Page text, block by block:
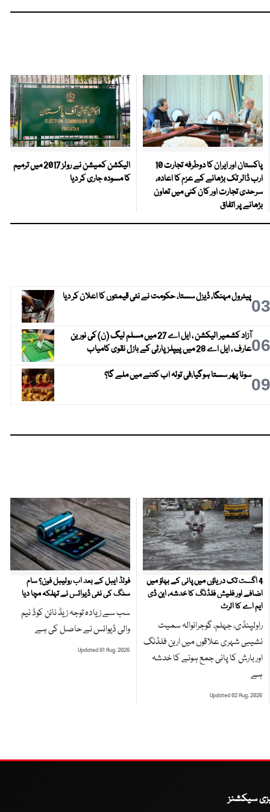
پاکستان اور ایران کا دوطرفہ تجارت 10
ارب ڈالر تک بڑھانے کے عزم کا اعادہ،
سرحدی تجارت اور کان کنی میں تعاون
بڑھانے پر اتفاق
الیکشن کمیشن نے رولز 2017 میں ترمیم
کا مسودہ جاری کر دیا
03پیٹرول مہنگا، ڈیزل سستا، حکومت نے نئی قیمتوں کا اعلان کر دیا
06
آزاد کشمیر الیکشن ، ایل اے 27 میں مسلم لیگ (ن) کی نورین
عارف ، ایل اے 28 میں پیپلز پارٹی کے بازل نقوی کامیاب
09سونا پھر سستا ہوگیا،فی تولہ اب کتنے میں ملے گا؟
4 اگست تک دریاؤں میں پانی کے بہاؤ میں
اضافے اور فلیش فلڈنگ کا خدشہ، این ڈی
ایم اے کا الرٹ
راولپنڈی، جہلم، گوجرانوالہ سمیت
نشیبی شہری علاقوں میں اربن فلڈنگ
اور بارش کا پانی جمع ہونے کا خدشہ
ہے
Updated 02 Aug, 2026
فولڈ ایبل کے بعد اب رولیبل فون؟ سام
سنگ کی نئی ڈیوائس نے تہلکہ مچا دیا
سب سے زیادہ توجہ زیڈ نائن کوڈ نیم
والی ڈیوائس نے حاصل کی ہے
Updated 01 Aug, 2026
سیکشنز